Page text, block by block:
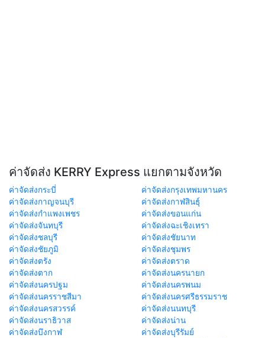
ค่าจัดส่ง KERRY Express แยกตามจังหวัด
ค่าจัดส่งกระบี่
ค่าจัดส่งกรุงเทพมหานคร
ค่าจัดส่งกาญจนบุรี
ค่าจัดส่งกาฬสินธุ์
ค่าจัดส่งกำแพงเพชร
ค่าจัดส่งขอนแก่น
ค่าจัดส่งจันทบุรี
ค่าจัดส่งฉะเชิงเทรา
ค่าจัดส่งชลบุรี
ค่าจัดส่งชัยนาท
ค่าจัดส่งชัยภูมิ
ค่าจัดส่งชุมพร
ค่าจัดส่งตรัง
ค่าจัดส่งตราด
ค่าจัดส่งตาก
ค่าจัดส่งนครนายก
ค่าจัดส่งนครปฐม
ค่าจัดส่งนครพนม
ค่าจัดส่งนครราชสีมา
ค่าจัดส่งนครศรีธรรมราช
ค่าจัดส่งนครสวรรค์
ค่าจัดส่งนนทบุรี
ค่าจัดส่งนราธิวาส
ค่าจัดส่งน่าน
ค่าจัดส่งบึงกาฬ
ค่าจัดส่งบุรีรัมย์